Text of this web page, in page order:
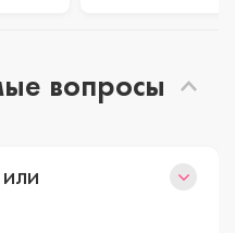
вопросы
ИЛИ